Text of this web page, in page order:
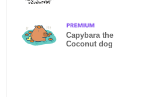
Capybara the
Coconut dog